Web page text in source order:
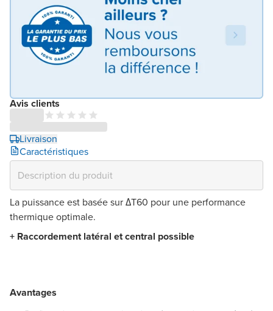
Avis clients
Livraison
Caractéristiques
La puissance est basée sur ΔT60 pour une performance
thermique optimale.
+ Raccordement latéral et central possible
Avantages